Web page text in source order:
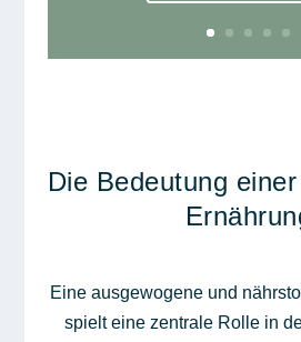
Die Bedeutung
Eine ausgewogene und
spielt eine zentrale Rolle in